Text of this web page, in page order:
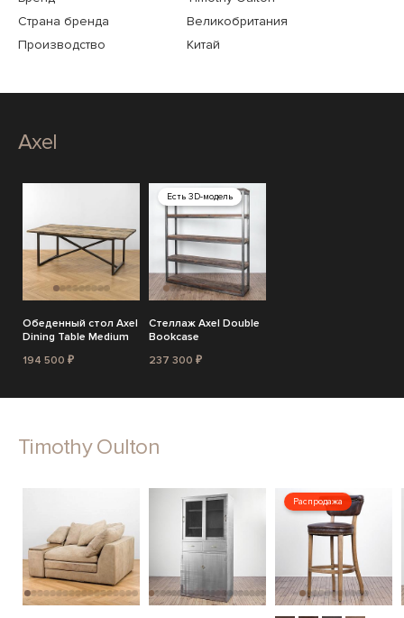
Страна бренда
Великобритания
Производство
Китай
Axel
Обеденный стол Axel
Dining Table Medium
194 500 ₽
Есть 3D-модель
Стеллаж Axel Double
Bookcase
237 300 ₽
Timothy Oulton
Распродажа